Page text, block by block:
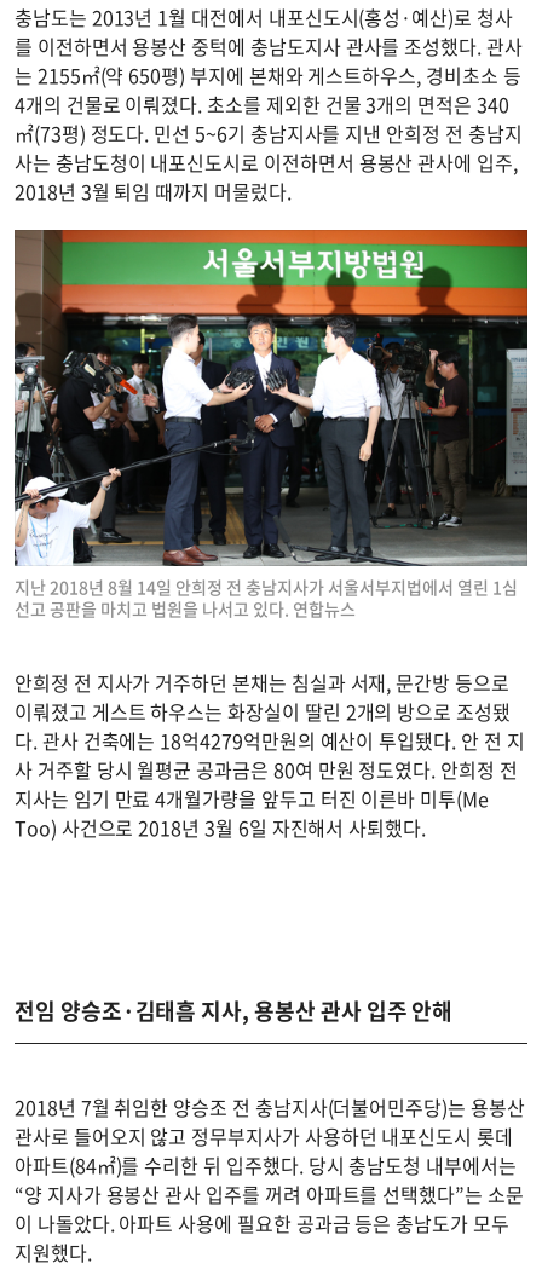
충남도는 2013년 1월 대전에서 내포신도시(홍성·예산)로 청사
를 이전하면서 용봉산 중턱에 충남도지사 관사를 조성했다. 관사
는 2155㎡(약 650평) 부지에 본채와 게스트하우스, 경비초소 등
4개의 건물로 이뤄졌다. 초소를 제외한 건물 3개의 면적은 340
㎡(73평) 정도다. 민선 5~6기 충남지사를 지낸 안희정 전 충남지
사는 충남도청이 내포신도시로 이전하면서 용봉산 관사에 입주,
2018년 3월 퇴임 때까지 머물렀다.
지난 2018년 8월 14일 안희정 전 충남지사가 서울서부지법에서 열린 1심
선고 공판을 마치고 법원을 나서고 있다. 연합뉴스
안희정 전 지사가 거주하던 본채는 침실과 서재, 문간방 등으로
이뤄졌고 게스트 하우스는 화장실이 딸린 2개의 방으로 조성됐
다. 관사 건축에는 18억4279억만원의 예산이 투입됐다. 안 전 지
사 거주할 당시 월평균 공과금은 80여 만원 정도였다. 안희정 전
지사는 임기 만료 4개월가량을 앞두고 터진 이른바 미투(Me
Too) 사건으로 2018년 3월 6일 자진해서 사퇴했다.
전임 양승조·김태흠 지사, 용봉산 관사 입주 안해
2018년 7월 취임한 양승조 전 충남지사(더불어민주당)는 용봉산
관사로 들어오지 않고 정무부지사가 사용하던 내포신도시 롯데
아파트(84㎡)를 수리한 뒤 입주했다. 당시 충남도청 내부에서는
“양 지사가 용봉산 관사 입주를 꺼려 아파트를 선택했다”는 소문
이 나돌았다. 아파트 사용에 필요한 공과금 등은 충남도가 모두
지원했다.